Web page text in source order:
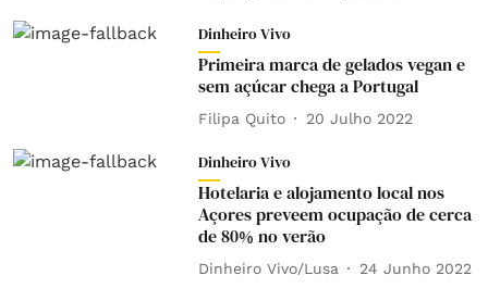
Dinheiro Vivo
Primeira marca de gelados vegan e
sem açúcar chega a Portugal
Filipa Quito 20 Julho 2022
Dinheiro Vivo
Hotelaria e alojamento local nos
Açores preveem ocupação de cerca
de 80% no verão
Dinheiro Vivo/Lusa 24 Junho 2022